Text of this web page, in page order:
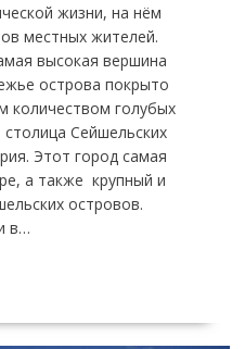
жизни, на нём
местных жителей.
высокая вершина
острова покрыто
количеством голубых
Сейшельских
Этот город самая
а также крупный и
островов.
в…